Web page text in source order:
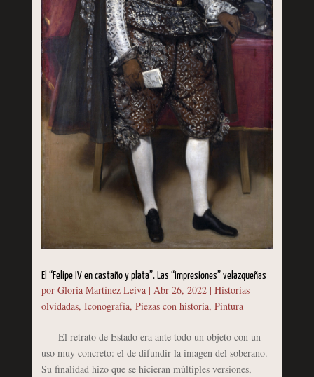
El “Felipe IV en castaño y plata”. Las “impresiones” velazqueñas
por Gloria Martínez Leiva| Abr 26, 2022| Historias
olvidadas, Iconografía, Piezas con historia, Pintura
El retrato de Estado era ante todo un objeto con un
uso muy concreto: el de difundir la imagen del soberano.
Su finalidad hizo que se hicieran múltiples versiones,